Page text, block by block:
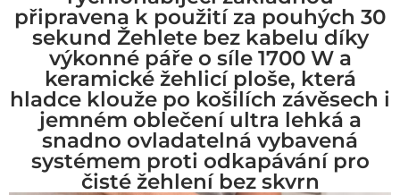
připravena k použití za pouhých 30
sekund Žehlete bez kabelu díky
výkonné páře o síle 1700 W a
keramické žehlicí ploše, která
hladce klouže po košilích závěsech i
jemném oblečení ultra lehká a
snadno ovladatelná vybavená
systémem proti odkapávání pro
čisté žehlení bez skvrn